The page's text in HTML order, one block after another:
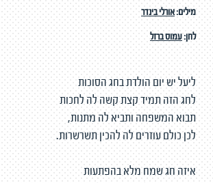
מילים:אורלי בינדר
לחן:עמוס ברזל
ליעל יש יום הולדת בחג הסוכות
לחג הזה תמיד קצת קשה לה לחכות
תבוא המשפחה ותביא לה מתנות,
לכן כולם עוזרים לה להכין תשרשרות.
איזה חג שמח מלא בהפתעות